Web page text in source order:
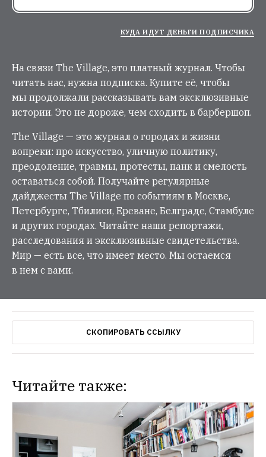
КУДА ИДУТ ДЕНЬГИ ПОДПИСЧИКА
На связи The Village, это платный журнал. Чтобы
читать нас, нужна подписка. Купите её, чтобы
мы продолжали рассказывать вам эксклюзивные
истории. Это не дороже, чем сходить в барбершоп.
The Village — это журнал о городах и жизни
вопреки: про искусство, уличную политику,
преодоление, травмы, протесты, панк и смелость
оставаться собой. Получайте регулярные
дайджесты The Village по событиям в Москве,
Петербурге, Тбилиси, Ереване, Белграде, Стамбуле
и других городах. Читайте наши репортажи,
расследования и эксклюзивные свидетельства.
Мир — есть все, что имеет место. Мы остаемся
в нем с вами.
СКОПИРОВАТЬ ССЫЛКУ
Читайте также: